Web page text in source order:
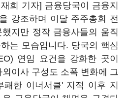
희 기자] 금융당국이 금융지
강조하며 이달 주주총회 전
지만 정작 금융사들의 움직
는 모습입니다. 당국의 핵심
연임 요건을 강화한 곳이
이사 구성도 소폭 변화에 그
패한 이너서클' 지적 이후 지